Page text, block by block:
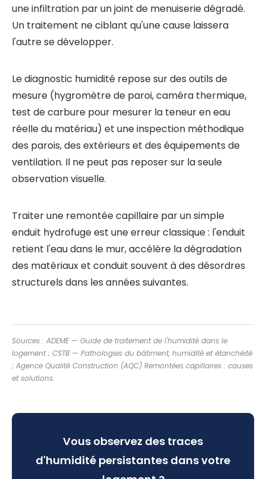
une infiltration par un joint de menuiserie dégradé.
Un traitement ne ciblant qu'une cause laissera
l'autre se développer.
Le diagnostic humidité repose sur des outils de
mesure (hygromètre de paroi, caméra thermique,
test de carbure pour mesurer la teneur en eau
réelle du matériau) et une inspection méthodique
des parois, des extérieurs et des équipements de
ventilation. Il ne peut pas reposer sur la seule
observation visuelle.
Traiter une remontée capillaire par un simple
enduit hydrofuge est une erreur classique : l'enduit
retient l'eau dans le mur, accélère la dégradation
des matériaux et conduit souvent à des désordres
structurels dans les années suivantes.
Sources : ADEME — Guide de traitement de l'humidité dans le
logement; CSTB — Pathologies du bâtiment, humidité et étanchéité
; Agence Qualité Construction (AQC) Remontées capillaires : causes
et solutions.
Vous observez des traces
d'humidité persistantes dans votre